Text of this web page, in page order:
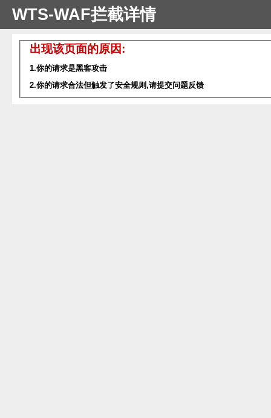
WTS-WAF拦截详情
出现该页面的原因:
1.你的请求是黑客攻击
2.你的请求合法但触发了安全规则,请提交问题反馈